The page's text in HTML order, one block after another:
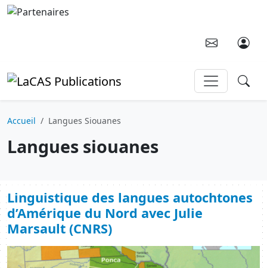
Aller au contenu principal
Accueil Langues Siouanes
Langues siouanes
Linguistique des langues autochtones
d’Amérique du Nord avec Julie
Marsault (CNRS)
Image